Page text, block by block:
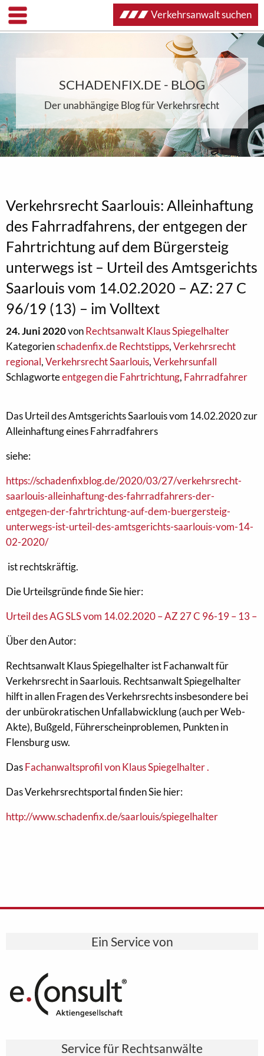
SCHADENFIX.DE - BLOG
Der unabhängige Blog für Verkehrsrecht
Verkehrsrecht Saarlouis: Alleinhaftung
des Fahrradfahrens, der entgegen der
Fahrtrichtung auf dem Bürgersteig
unterwegs ist – Urteil des Amtsgerichts
Saarlouis vom 14.02.2020 – AZ: 27 C
96/19 (13) – im Volltext
24. Juni 2020vonRechtsanwalt Klaus Spiegelhalter
Kategorienschadenfix.de Rechtstipps,Verkehrsrecht
regional,Verkehrsrecht Saarlouis,Verkehrsunfall
Schlagworteentgegen die Fahrtrichtung, Fahrradfahrer
Das Urteil des Amtsgerichts Saarlouis vom 14.02.2020 zur
Alleinhaftung eines Fahrradfahrers
siehe:
https://schadenfixblog.de/2020/03/27/verkehrsrecht-
saarlouis-alleinhaftung-des-fahrradfahrers-der-
entgegen-der-fahrtrichtung-auf-dem-buergersteig-
unterwegs-ist-urteil-des-amtsgerichts-saarlouis-vom-14-
02-2020/
ist rechtskräftig.
Die Urteilsgründe finde Sie hier:
Urteil des AG SLS vom 14.02.2020 – AZ 27 C 96-19 – 13 –
Über den Autor:
Rechtsanwalt Klaus Spiegelhalter ist Fachanwalt für
Verkehrsrecht in Saarlouis. Rechtsanwalt Spiegelhalter
hilft in allen Fragen des Verkehrsrechts insbesondere bei
der unbürokratischen Unfallabwicklung (auch per Web-
Akte), Bußgeld, Führerscheinproblemen, Punkten in
Flensburg usw.
DasFachanwaltsprofil von Klaus Spiegelhalter .
Das Verkehrsrechtsportal finden Sie hier:
http://www.schadenfix.de/saarlouis/spiegelhalter
Ein Service von
Service für Rechtsanwälte
Verkehrsanwalt suchen